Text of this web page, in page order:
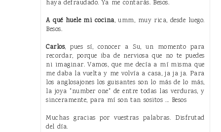
haya defraudado. Ya me contarás. Besos.
A qué huele mi cocina, umm, muy rica, desde luego.
Besos.
Carlos, pues sí, conocer a Su, un momento para
recordar, porque iba de nerviosa que no te puedes
ni imaginar. Vamos, que me decía a mí misma que
me daba la vuelta y me volvía a casa, ja ja ja. Para
los anglosajones los guisantes son lo más de lo más,
la joya "number one" de entre todas las verduras, y
sinceramente, para mí son tan sositos ... Besos
Muchas gracias por vuestras palabras. Disfrutad
del día.